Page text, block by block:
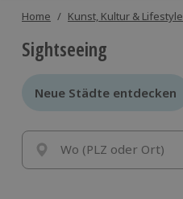
Home / Kunst, Kultur & Lifestyle
Sightseeing
Neue Städte entdecken
Neue Städte entdecken
Wo (PLZ oder Ort)